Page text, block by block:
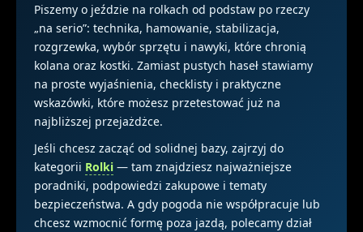
Piszemy o jeździe na rolkach od podstaw po rzeczy
„na serio”: technika, hamowanie, stabilizacja,
rozgrzewka, wybór sprzętu i nawyki, które chronią
kolana oraz kostki. Zamiast pustych haseł stawiamy
na proste wyjaśnienia, checklisty i praktyczne
wskazówki, które możesz przetestować już na
najbliższej przejażdżce.
Jeśli chcesz zacząć od solidnej bazy, zajrzyj do
kategorii Rolki — tam znajdziesz najważniejsze
poradniki, podpowiedzi zakupowe i tematy
bezpieczeństwa. A gdy pogoda nie współpracuje lub
chcesz wzmocnić formę poza jazdą, polecamy dział